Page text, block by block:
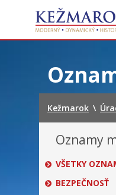
Kežmarok \
Oznamy
VŠETKY
BEZPEČNOSŤ